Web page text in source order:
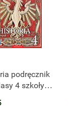
podręcznik
4 szkoły